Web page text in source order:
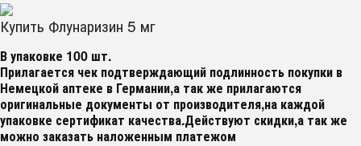
Купить Флунаризин 5 мг
В упаковке 100 шт.
Прилагается чек подтверждающий подлинность покупки в
Немецкой аптеке в Германии,а так же прилагаются
оригинальные документы от производителя,на каждой
упаковке сертификат качества.Действуют скидки,а так же
можно заказать наложенным платежом